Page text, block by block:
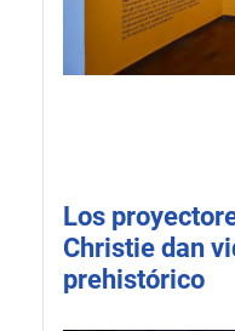
Los
Christie dan
prehistórico